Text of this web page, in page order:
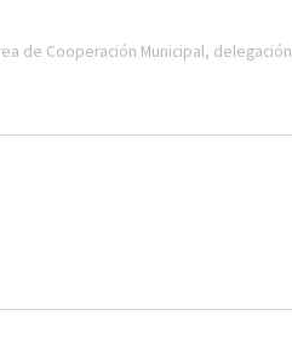
de Cooperación Municipal, delegación